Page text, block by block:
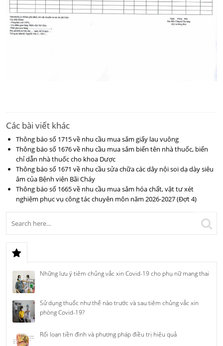
Các bài viết khác
Thông báo số 1715 về nhu cầu mua sắm giấy lau vuông
Thông báo số 1676 về nhu cầu mua sắm biển tên nhà thuốc, biển
chỉ dẫn nhà thuốc cho khoa Dược
Thông báo số 1671 về nhu cầu sửa chữa các dây nội soi dạ dày siêu
âm của Bệnh viện Bãi Cháy
Thông báo số 1665 về nhu cầu mua sắm hóa chất, vật tư xét
nghiệm phục vụ công tác chuyên môn năm 2026-2027 (Đợt 4)
Những lưu ý tiêm chủng vắc xin Covid-19 cho phụ nữ mang thai
Sử dụng thuốc như thế nào trước và sau tiêm chủng vắc xin
phòng Covid-19?
Rối loạn tiền đình và phương pháp điều trị hiệu quả